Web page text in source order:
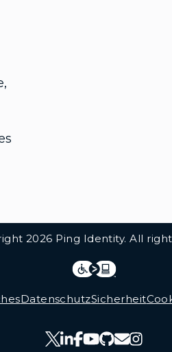
2026 Ping Identity. All
DatenschutzSicherheit